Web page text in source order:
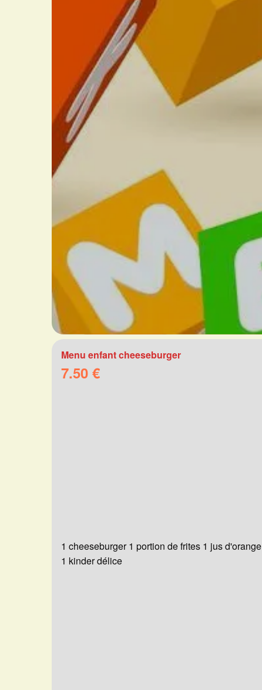
Menu enfant cheeseburger
7.50 €
1 cheeseburger 1 portion de frites 1 jus d'orange
1 kinder délice